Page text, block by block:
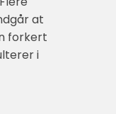
at
forkert
i